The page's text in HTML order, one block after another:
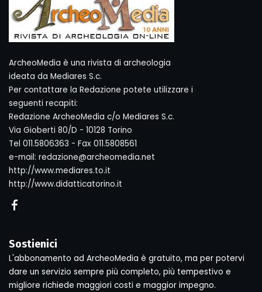
ArcheoMedia è una rivista di archeologia
ideata da Mediares S.c.
Per contattare la Redazione potete utilizzare i
seguenti recapiti:
Redazione ArcheoMedia c/o Mediares S.c.
Via Gioberti 80/D - 10128 Torino
Tel 011.5806363 - Fax 011.5808561
e-mail: redazione@archeomedia.net
http://www.mediares.to.it
http://www.didatticatorino.it
Sostienici
L'abbonamento ad ArcheoMedia è gratuito, ma per potervi
dare un servizio sempre più completo, più tempestivo e
migliore richiede maggiori costi e maggior impegno.